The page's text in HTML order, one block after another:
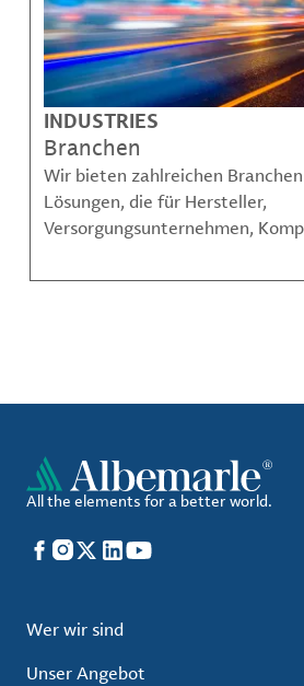
INDUSTRIES
Branchen
Wir bieten zahlreichen
Lösungen, die für Hersteller,
Versorgungsunternehmen,
Akteure unerlässlich sind.
All the elements for a better world.
Facebook
Instagram
X LinkedIn
YouTube
Wer wir sind
Unser Angebot